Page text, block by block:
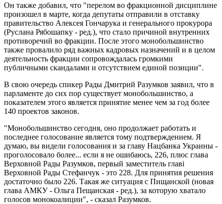
Он также добавил, что "перелом во фракционной дисциплине
произошел в марте, когда депутаты отправили в отставку
правительство Алексея Гончарука и генерального прокурора
(Руслана Рябошапку - ред.), что стало причиной внутренних
противоречий во фракции. После этого монобольшинство
также провалило ряд важных кадровых назначений и в целом
деятельность фракции сопровождалась громкими
публичными скандалами и отсутствием единой позиции".
В свою очередь спикер Рады Дмитрий Разумков заявил, что в
парламенте до сих пор существует монобольшинство, а
показателем этого является принятие менее чем за год более
140 проектов законов.
"Монобольшинство сегодня, оно продолжает работать и
последнее голосование является тому подтверждением. Я
думаю, вы видели голосования и за главу Нацбанка Украины -
проголосовало более... если я не ошибаюсь, 226, плюс глава
Верховной Рады Разумков, первый заместитель главі
Верховной Рады Стефанчук - это 228. Для принятия решения
достаточно было 226. Такая же ситуация с Пищанской (новая
глава АМКУ - Ольга Пещанская - ред.), за которую хватало
голосов монокоалиции", - сказал Разумков.